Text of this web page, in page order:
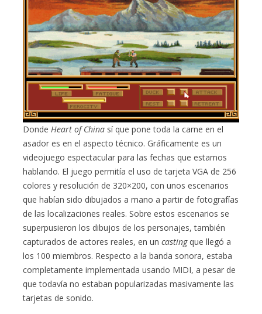
Donde Heart of China sí que pone toda la carne en el
asador es en el aspecto técnico. Gráficamente es un
videojuego espectacular para las fechas que estamos
hablando. El juego permitía el uso de tarjeta VGA de 256
colores y resolución de 320×200, con unos escenarios
que habían sido dibujados a mano a partir de fotografías
de las localizaciones reales. Sobre estos escenarios se
superpusieron los dibujos de los personajes, también
capturados de actores reales, en uncastingque llegó a
los 100 miembros. Respecto a la banda sonora, estaba
completamente implementada usando MIDI, a pesar de
que todavía no estaban popularizadas masivamente las
tarjetas de sonido.